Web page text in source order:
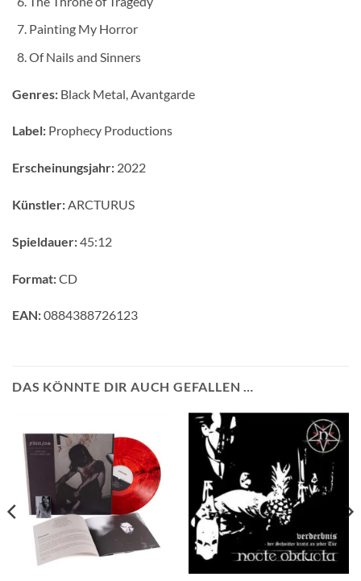
Painting My Horror
Of Nails and Sinners
Genres: Black Metal, Avantgarde
Label: Prophecy Productions
Erscheinungsjahr: 2022
Künstler:ARCTURUS
Spieldauer:45:12
Format:CD
EAN:0884388726123
DAS KÖNNTE DIR AUCH GEFALLEN …